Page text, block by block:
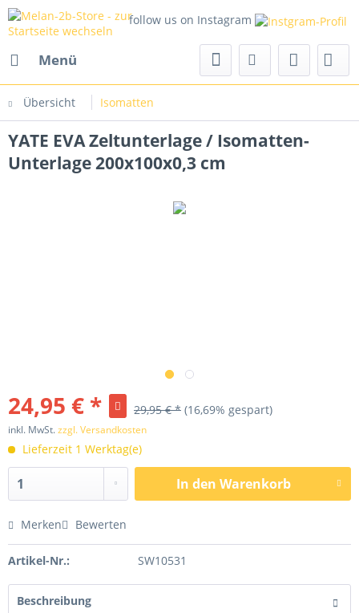
follow us on Instagram
Menü
Übersicht Isomatten
YATE EVA Zeltunterlage / Isomatten-
Unterlage 200x100x0,3 cm
24,95 € * 29,95 € * (16,69% gespart)
inkl. MwSt.zzgl. Versandkosten
Lieferzeit 1 Werktag(e)
In den Warenkorb
Merken Bewerten
Artikel-Nr.: SW10531
Beschreibung